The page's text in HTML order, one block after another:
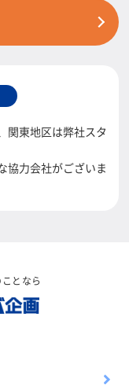
関東地区は弊社スタ
協力会社がございま
となら